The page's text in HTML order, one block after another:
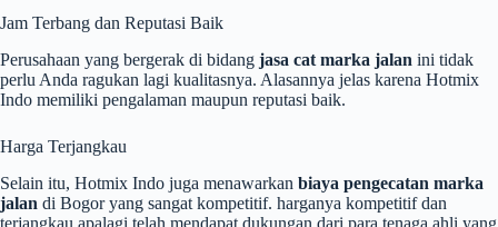
Jam Terbang dan Reputasi Baik
Perusahaan yang bergerak di bidang jasa cat marka jalan ini tidak
perlu Anda ragukan lagi kualitasnya. Alasannya jelas karena Hotmix
Indo memiliki pengalaman maupun reputasi baik.
Harga Terjangkau
Selain itu, Hotmix Indo juga menawarkan biaya pengecatan marka
jalan di Bogor yang sangat kompetitif. harganya kompetitif dan
terjangkau apalagi telah mendapat dukungan dari para tenaga ahli yang